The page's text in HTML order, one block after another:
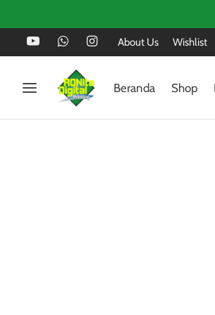
About Us Wishlist
Beranda Shop